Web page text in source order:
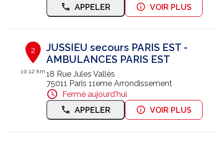
Trouver un centre JUSSIEU
APPELER
VOIR PLUS
2
10.12 km
JUSSIEU secours PARIS EST -
AMBULANCES PARIS EST
18 Rue Jules Vallès
75011 Paris 11eme Arrondissement
Fermé aujourd'hui
APPELER
VOIR PLUS